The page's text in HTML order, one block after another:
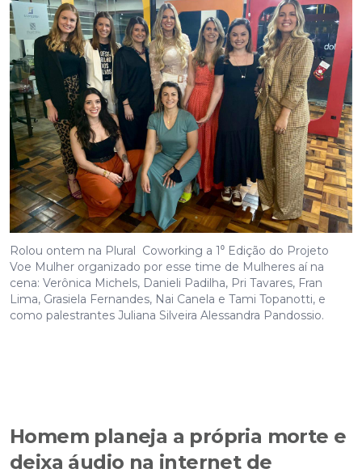
Rolou ontem na Plural Coworking a 1⁰ Edição do Projeto
Voe Mulher organizado por esse time de Mulheres aí na
cena: Verônica Michels, Danieli Padilha, Pri Tavares, Fran
Lima, Grasiela Fernandes, Nai Canela e Tami Topanotti, e
como palestrantes Juliana Silveira Alessandra Pandossio.
Homem planeja a própria morte e
deixa áudio na internet de